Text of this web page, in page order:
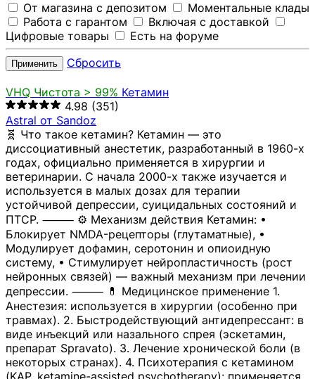
От магазина с депозитом
Моментальные клады
Работа с гарантом
Включая с доставкой
Цифровые товары
Есть на форуме
Применить Сбросить
VHQ Чистота > 99% Кетамин
4.98 (351)
Astral от Sandoz
🧬 Что такое кетамин? Кетамин — это
диссоциативный анестетик, разработанный в 1960-х
годах, официально применяется в хирургии и
ветеринарии. С начала 2000-х также изучается и
используется в малых дозах для терапии
устойчивой депрессии, суицидальных состояний и
ПТСР. ⸻ ⚙️ Механизм действия Кетамин: •
Блокирует NMDA-рецепторы (глутаматные), •
Модулирует дофамин, серотонин и опиоидную
систему, • Стимулирует нейропластичность (рост
нейронных связей) — важный механизм при лечении
депрессии. ⸻ 💊 Медицинское применение 1.
Анестезия: используется в хирургии (особенно при
травмах). 2. Быстродействующий антидепрессант: в
виде инъекций или назального спрея (эскетамин,
препарат Spravato). 3. Лечение хронической боли (в
некоторых странах). 4. Психотерапия с кетамином
(KAP, ketamine-assisted psychotherapy): применяется